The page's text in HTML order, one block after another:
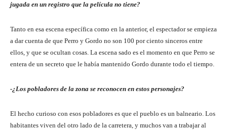
jugada en un registro que la película no tiene?
Tanto en esa escena específica como en la anterior, el espectador se empieza
a dar cuenta de que Perro y Gordo no son 100 por ciento sinceros entre
ellos, y que se ocultan cosas. La escena sado es el momento en que Perro se
entera de un secreto que le había mantenido Gordo durante todo el tiempo.
-¿Los pobladores de la zona se reconocen en estos personajes?
El hecho curioso con esos pobladores es que el pueblo es un balneario. Los
habitantes viven del otro lado de la carretera, y muchos van a trabajar al